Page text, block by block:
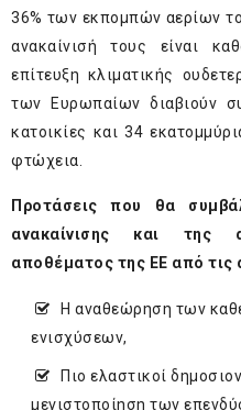
36% των εκπομπών αερίων
ανακαίνισή τους είναι
επίτευξη κλιματικής
των Ευρωπαίων διαβιούν
κατοικίες και 34
φτώχεια.
Προτάσεις που θα
ανακαίνισης και της
αποθέματος της ΕΕ από τις
Η αναθεώρηση των
ενισχύσεων,
Πιο ελαστικοί
μεγιστοποίηση των